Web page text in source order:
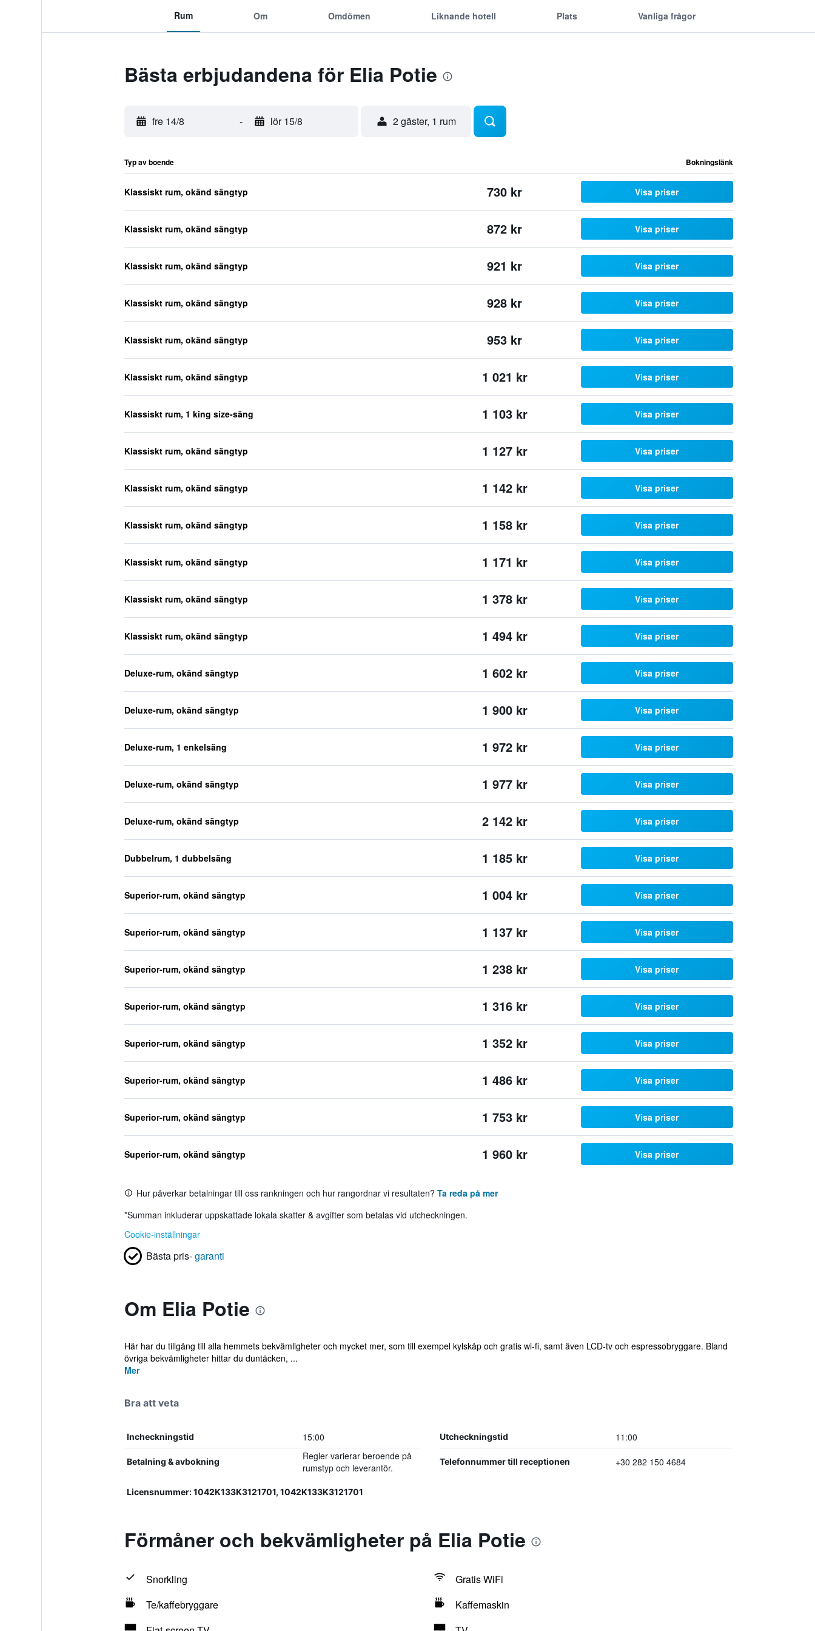
Rum Om Omdömen Liknande hotell Plats Vanliga frågor
Bästa erbjudandena för Elia Potie
fre 14/8 - lör 15/8 2 gäster, 1 rum
Typ av boende Bokningslänk
Klassiskt rum, okänd sängtyp 730 kr Visa priser
Klassiskt rum, okänd sängtyp 872 kr Visa priser
Klassiskt rum, okänd sängtyp 921 kr Visa priser
Klassiskt rum, okänd sängtyp 928 kr Visa priser
Klassiskt rum, okänd sängtyp 953 kr Visa priser
Klassiskt rum, okänd sängtyp 1 021 kr Visa priser
Klassiskt rum, 1 king size-säng 1 103 kr Visa priser
Klassiskt rum, okänd sängtyp 1 127 kr Visa priser
Klassiskt rum, okänd sängtyp 1 142 kr Visa priser
Klassiskt rum, okänd sängtyp 1 158 kr Visa priser
Klassiskt rum, okänd sängtyp 1 171 kr Visa priser
Klassiskt rum, okänd sängtyp 1 378 kr Visa priser
Klassiskt rum, okänd sängtyp 1 494 kr Visa priser
Deluxe-rum, okänd sängtyp 1 602 kr Visa priser
Deluxe-rum, okänd sängtyp 1 900 kr Visa priser
Deluxe-rum, 1 enkelsäng 1 972 kr Visa priser
Deluxe-rum, okänd sängtyp 1 977 kr Visa priser
Deluxe-rum, okänd sängtyp 2 142 kr Visa priser
Dubbelrum, 1 dubbelsäng 1 185 kr Visa priser
Superior-rum, okänd sängtyp 1 004 kr Visa priser
Superior-rum, okänd sängtyp 1 137 kr Visa priser
Superior-rum, okänd sängtyp 1 238 kr Visa priser
Superior-rum, okänd sängtyp 1 316 kr Visa priser
Superior-rum, okänd sängtyp 1 352 kr Visa priser
Superior-rum, okänd sängtyp 1 486 kr Visa priser
Superior-rum, okänd sängtyp 1 753 kr Visa priser
Superior-rum, okänd sängtyp 1 960 kr Visa priser
Hur påverkar betalningar till oss rankningen och hur rangordnar vi resultaten? Ta reda på mer
*Summan inkluderar uppskattade lokala skatter & avgifter som betalas vid utcheckningen.
Cookie-inställningar
Bästa pris-garanti
Om Elia Potie
Här har du tillgång till alla hemmets bekvämligheter och mycket mer, som till exempel kylskåp och gratis wi-fi, samt även LCD-tv och espressobryggare. Bland
övriga bekvämligheter hittar du duntäcken, ...
Mer
Bra att veta
Incheckningstid 15:00 Utcheckningstid 11:00
Betalning & avbokning
Regler varierar beroende på
rumstyp och leverantör.
Telefonnummer till receptionen +30 282 150 4684
Licensnummer: 1042Κ133Κ3121701, 1042Κ133Κ3121701
Förmåner och bekvämligheter på Elia Potie
Snorkling
Gratis WiFi
Te/kaffebryggare
Kaffemaskin